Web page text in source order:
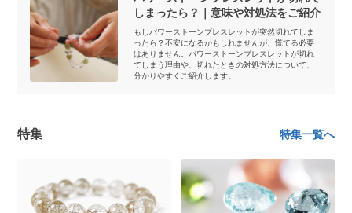
しまったら？｜意味や対処法をご紹介
もしパワーストーンブレスレットが突然切れてしま
ったら？不安になるかもしれませんが、慌てる必要
はありません。パワーストーンブレスレットが切れ
てしまう理由や、切れたときの対処方法について、
分かりやすくご紹介します。
特集 特集一覧へ